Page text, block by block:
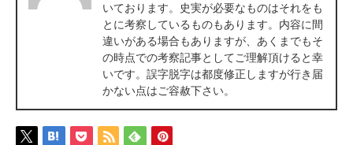
いております。史実が必要なものはそれをも
とに考察しているものもあります。内容に間
違いがある場合もありますが、あくまでもそ
の時点での考察記事としてご理解頂けると幸
いです。誤字脱字は都度修正しますが行き届
かない点はご容赦下さい。